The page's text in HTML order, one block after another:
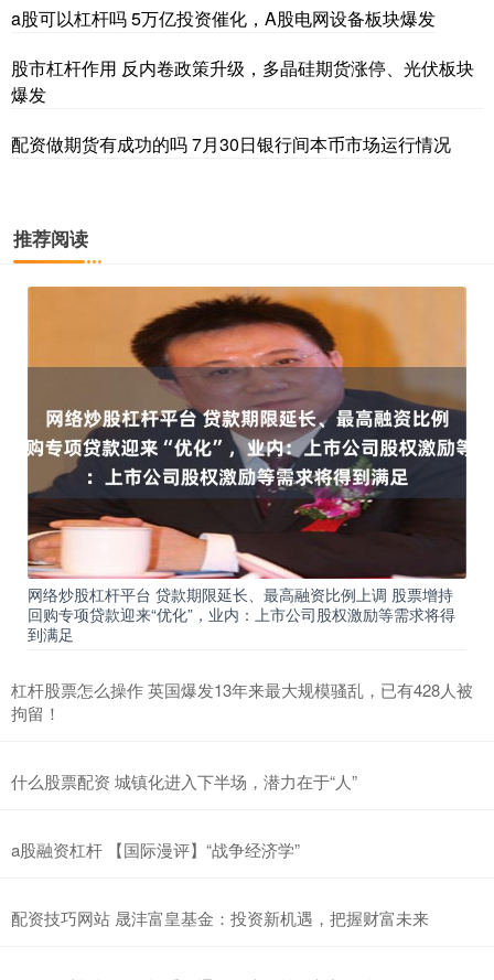
a股可以杠杆吗 5万亿投资催化，A股电网设备板块爆发
股市杠杆作用 反内卷政策升级，多晶硅期货涨停、光伏板块
爆发
配资做期货有成功的吗 7月30日银行间本币市场运行情况
推荐阅读
网络炒股杠杆平台 贷款期限延长、最高融资比例上调 股票增持
回购专项贷款迎来“优化”，业内：上市公司股权激励等需求将得
到满足
杠杆股票怎么操作 英国爆发13年来最大规模骚乱，已有428人被
拘留！
什么股票配资 城镇化进入下半场，潜力在于“人”
a股融资杠杆 【国际漫评】“战争经济学”
配资技巧网站 晟沣富皇基金：投资新机遇，把握财富未来